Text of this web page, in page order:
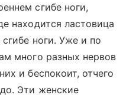
сгибе ноги,
находится ластовица
ноги. Уже и по
много разных нервов
и беспокоит, отчего
Эти женские